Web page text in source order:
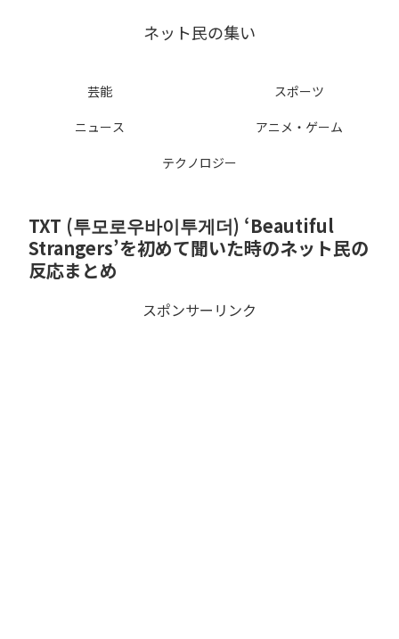
ネット民の集い
芸能
スポーツ
ニュース
アニメ・ゲーム
テクノロジー
TXT (투모로우바이투게더) ‘Beautiful
Strangers’を初めて聞いた時のネット民の
反応まとめ
スポンサーリンク